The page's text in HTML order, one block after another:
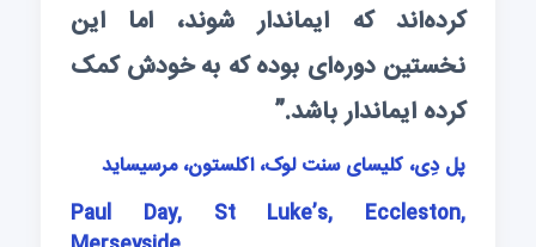
کرده‌اند که ایماندار شوند، اما این
نخستین دوره‌ای بوده که به خودش کمک
کرده ایماندار باشد.”
پل دِی، کلیسای سنت لوک، اکلستون، مرسیساید
Paul Day, St Luke’s, Eccleston,